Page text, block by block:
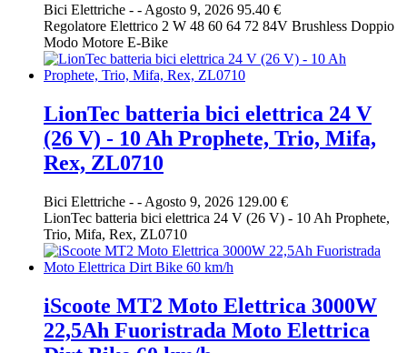
Bici Elettriche - - Agosto 9, 2026 95.40 €
Regolatore Elettrico 2 W 48 60 64 72 84V Brushless Doppio
Modo Motore E-Bike
LionTec batteria bici elettrica 24 V
(26 V) - 10 Ah Prophete, Trio, Mifa,
Rex, ZL0710
Bici Elettriche - - Agosto 9, 2026 129.00 €
LionTec batteria bici elettrica 24 V (26 V) - 10 Ah Prophete,
Trio, Mifa, Rex, ZL0710
iScoote MT2 Moto Elettrica 3000W
22,5Ah Fuoristrada Moto Elettrica